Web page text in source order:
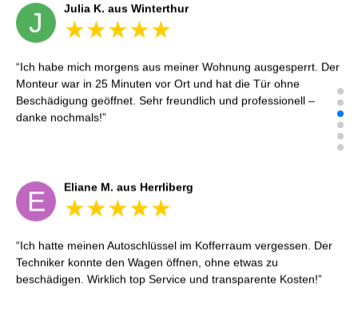
E
Ich hatte meinen Autoschlüssel im Kofferraum vergessen. Der
Techniker konnte den Wagen öffnen, ohne etwas zu
R
Notöffnung bei meiner alten Balkontür war nötig. Ich dachte